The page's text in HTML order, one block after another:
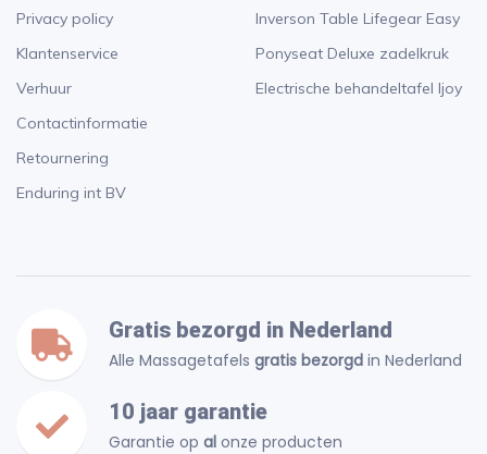
Privacy policy
Klantenservice
Verhuur
Contactinformatie
Retournering
Enduring int BV
Inverson Table Lifegear Easy
Ponyseat Deluxe zadelkruk
Electrische behandeltafel Ijoy
Gratis bezorgd in Nederland
Alle Massagetafels gratis bezorgd in Nederland
10 jaar garantie
Garantie op al onze producten